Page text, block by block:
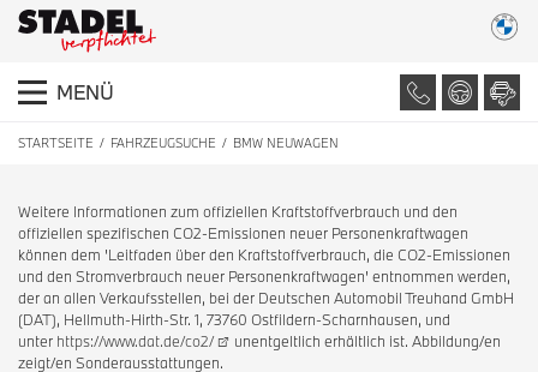
MENÜ
STARTSEITE FAHRZEUGSUCHE BMW NEUWAGEN
Weitere Informationen zum offiziellen Kraftstoffverbrauch und den
offiziellen spezifischen CO2-Emissionen neuer Personenkraftwagen
können dem 'Leitfaden über den Kraftstoffverbrauch, die CO2-Emissionen
und den Stromverbrauch neuer Personenkraftwagen' entnommen werden,
der an allen Verkaufsstellen, bei der Deutschen Automobil Treuhand GmbH
(DAT), Hellmuth-Hirth-Str. 1, 73760 Ostfildern-Scharnhausen, und
unter https://www.dat.de/co2/
unentgeltlich erhältlich ist. Abbildung/en
zeigt/en Sonderausstattungen.